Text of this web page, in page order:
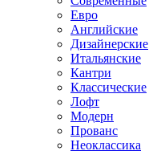
Евро
Английские
Дизайнерские
Итальянские
Кантри
Классические
Лофт
Модерн
Прованс
Неоклассика